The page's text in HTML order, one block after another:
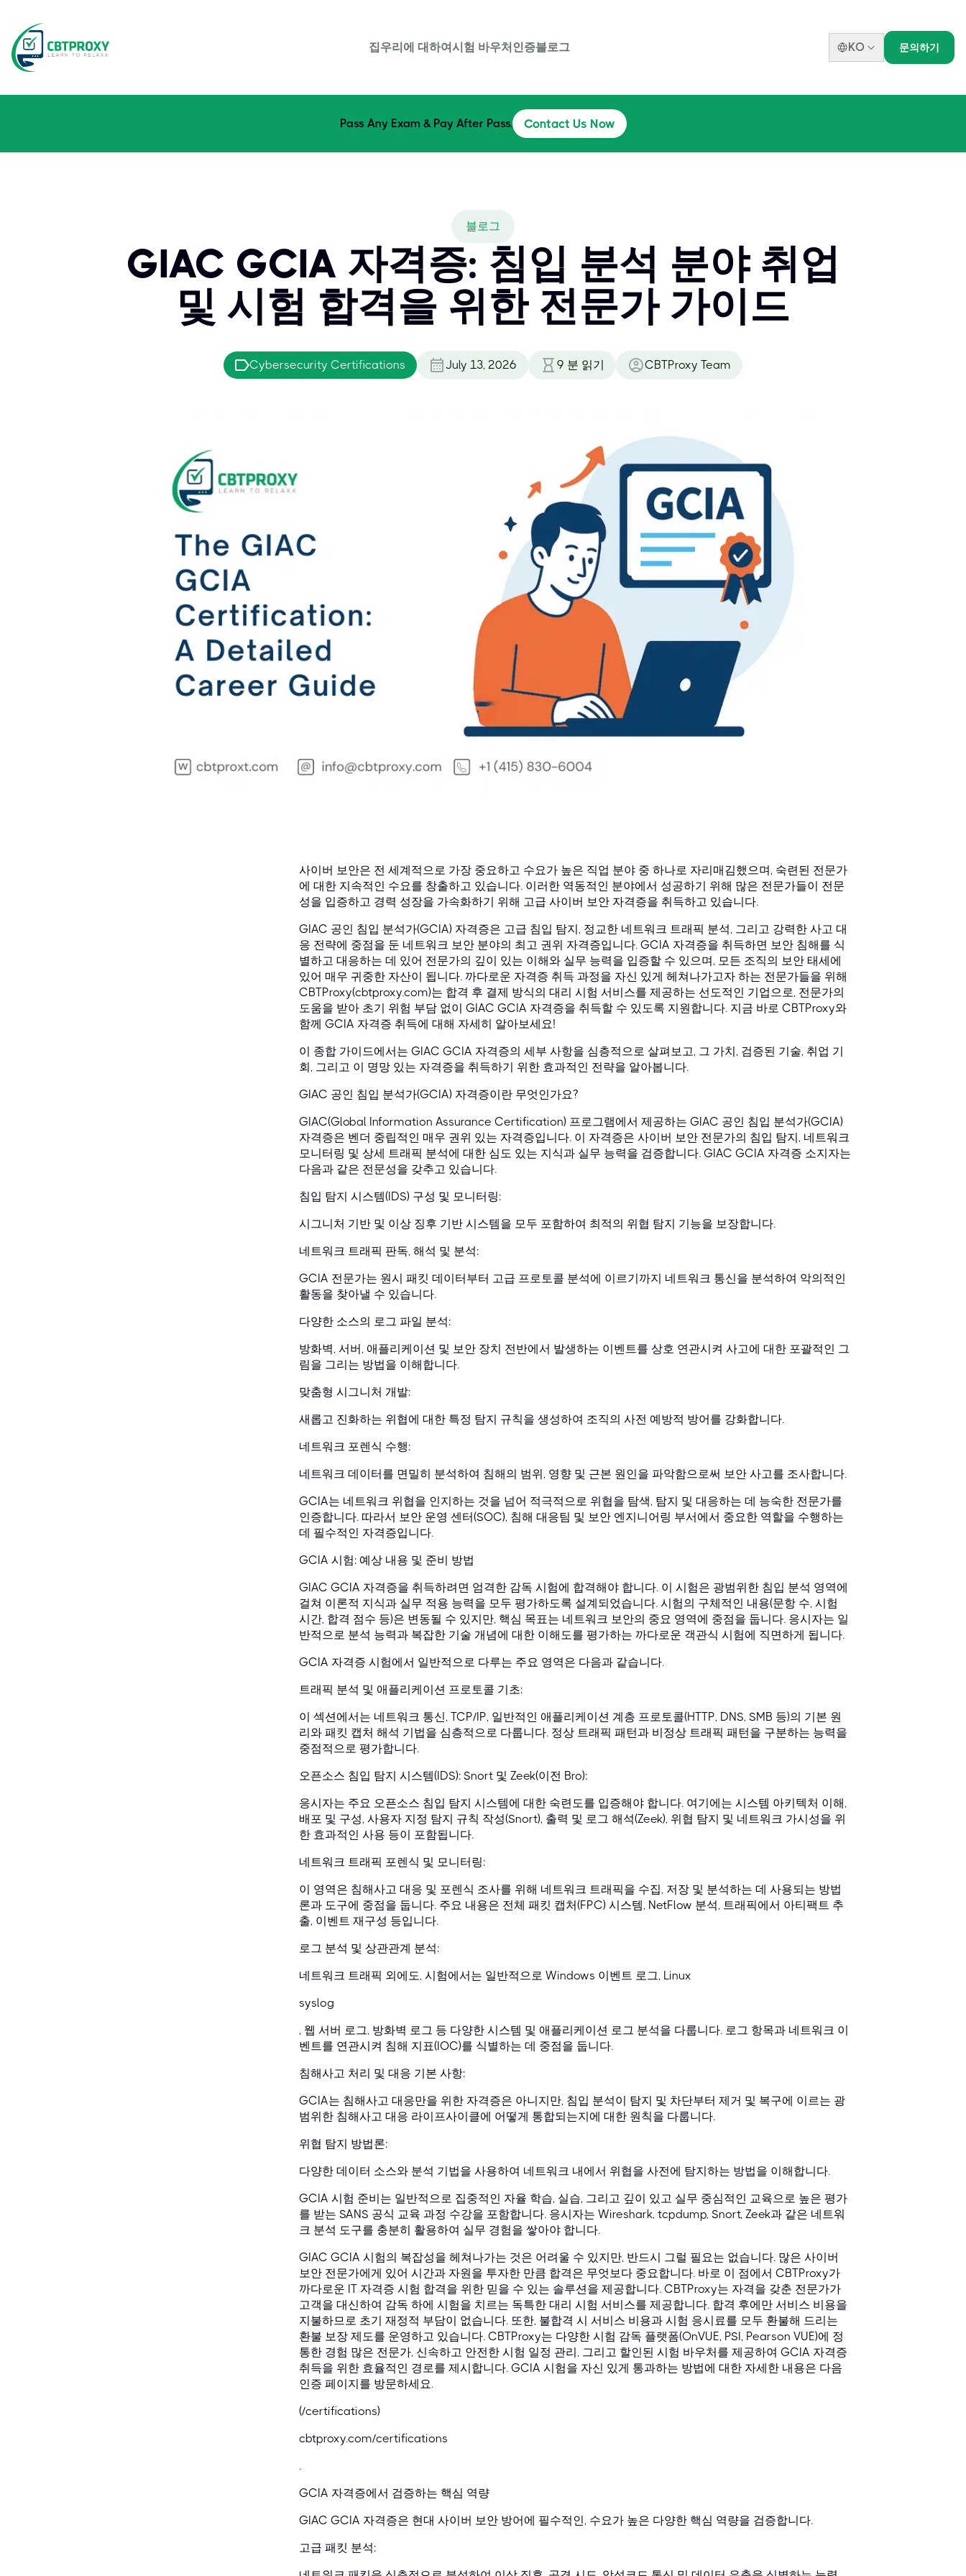
집우리에 대하여시험 바우처 인증블로그 KO 문의하기
Pass Any Exam & Pay After Pass. Contact Us Now
블로그
GIAC GCIA 자격증: 침입 분석 분야 취업
및 시험 합격을 위한 전문가 가이드
Cybersecurity Certifications July 13, 2026 9 분 읽기 CBTProxy Team
사이버 보안은 전 세계적으로 가장 중요하고 수요가 높은 직업 분야 중 하나로 자리매김했으며, 숙련된 전문가
에 대한 지속적인 수요를 창출하고 있습니다. 이러한 역동적인 분야에서 성공하기 위해 많은 전문가들이 전문
성을 입증하고 경력 성장을 가속화하기 위해 고급 사이버 보안 자격증을 취득하고 있습니다.
GIAC 공인 침입 분석가(GCIA) 자격증은 고급 침입 탐지, 정교한 네트워크 트래픽 분석, 그리고 강력한 사고 대
응 전략에 중점을 둔 네트워크 보안 분야의 최고 권위 자격증입니다. GCIA 자격증을 취득하면 보안 침해를 식
별하고 대응하는 데 있어 전문가의 깊이 있는 이해와 실무 능력을 입증할 수 있으며, 모든 조직의 보안 태세에
있어 매우 귀중한 자산이 됩니다. 까다로운 자격증 취득 과정을 자신 있게 헤쳐나가고자 하는 전문가들을 위해
CBTProxy(cbtproxy.com)는 합격 후 결제 방식의 대리 시험 서비스를 제공하는 선도적인 기업으로, 전문가의
도움을 받아 초기 위험 부담 없이 GIAC GCIA 자격증을 취득할 수 있도록 지원합니다. 지금 바로 CBTProxy와
함께 GCIA 자격증 취득에 대해 자세히 알아보세요!
이 종합 가이드에서는 GIAC GCIA 자격증의 세부 사항을 심층적으로 살펴보고, 그 가치, 검증된 기술, 취업 기
회, 그리고 이 명망 있는 자격증을 취득하기 위한 효과적인 전략을 알아봅니다.
GIAC 공인 침입 분석가(GCIA) 자격증이란 무엇인가요?
GIAC(Global Information Assurance Certification) 프로그램에서 제공하는 GIAC 공인 침입 분석가(GCIA)
자격증은 벤더 중립적인 매우 권위 있는 자격증입니다. 이 자격증은 사이버 보안 전문가의 침입 탐지, 네트워크
모니터링 및 상세 트래픽 분석에 대한 심도 있는 지식과 실무 능력을 검증합니다. GIAC GCIA 자격증 소지자는
다음과 같은 전문성을 갖추고 있습니다.
침입 탐지 시스템(IDS) 구성 및 모니터링:
시그니처 기반 및 이상 징후 기반 시스템을 모두 포함하여 최적의 위협 탐지 기능을 보장합니다.
네트워크 트래픽 판독, 해석 및 분석:
GCIA 전문가는 원시 패킷 데이터부터 고급 프로토콜 분석에 이르기까지 네트워크 통신을 분석하여 악의적인
활동을 찾아낼 수 있습니다.
다양한 소스의 로그 파일 분석:
방화벽, 서버, 애플리케이션 및 보안 장치 전반에서 발생하는 이벤트를 상호 연관시켜 사고에 대한 포괄적인 그
림을 그리는 방법을 이해합니다.
맞춤형 시그니처 개발:
새롭고 진화하는 위협에 대한 특정 탐지 규칙을 생성하여 조직의 사전 예방적 방어를 강화합니다.
네트워크 포렌식 수행:
네트워크 데이터를 면밀히 분석하여 침해의 범위, 영향 및 근본 원인을 파악함으로써 보안 사고를 조사합니다.
GCIA는 네트워크 위협을 인지하는 것을 넘어 적극적으로 위협을 탐색, 탐지 및 대응하는 데 능숙한 전문가를
인증합니다. 따라서 보안 운영 센터(SOC), 침해 대응팀 및 보안 엔지니어링 부서에서 중요한 역할을 수행하는
데 필수적인 자격증입니다.
GCIA 시험: 예상 내용 및 준비 방법
GIAC GCIA 자격증을 취득하려면 엄격한 감독 시험에 합격해야 합니다. 이 시험은 광범위한 침입 분석 영역에
걸쳐 이론적 지식과 실무 적용 능력을 모두 평가하도록 설계되었습니다. 시험의 구체적인 내용(문항 수, 시험
시간, 합격 점수 등)은 변동될 수 있지만, 핵심 목표는 네트워크 보안의 중요 영역에 중점을 둡니다. 응시자는 일
반적으로 분석 능력과 복잡한 기술 개념에 대한 이해도를 평가하는 까다로운 객관식 시험에 직면하게 됩니다.
GCIA 자격증 시험에서 일반적으로 다루는 주요 영역은 다음과 같습니다.
트래픽 분석 및 애플리케이션 프로토콜 기초:
이 섹션에서는 네트워크 통신, TCP/IP, 일반적인 애플리케이션 계층 프로토콜(HTTP, DNS, SMB 등)의 기본 원
리와 패킷 캡처 해석 기법을 심층적으로 다룹니다. 정상 트래픽 패턴과 비정상 트래픽 패턴을 구분하는 능력을
중점적으로 평가합니다.
오픈소스 침입 탐지 시스템(IDS): Snort 및 Zeek(이전 Bro):
응시자는 주요 오픈소스 침입 탐지 시스템에 대한 숙련도를 입증해야 합니다. 여기에는 시스템 아키텍처 이해,
배포 및 구성, 사용자 지정 탐지 규칙 작성(Snort), 출력 및 로그 해석(Zeek), 위협 탐지 및 네트워크 가시성을 위
한 효과적인 사용 등이 포함됩니다.
네트워크 트래픽 포렌식 및 모니터링:
이 영역은 침해사고 대응 및 포렌식 조사를 위해 네트워크 트래픽을 수집, 저장 및 분석하는 데 사용되는 방법
론과 도구에 중점을 둡니다. 주요 내용은 전체 패킷 캡처(FPC) 시스템, NetFlow 분석, 트래픽에서 아티팩트 추
출, 이벤트 재구성 등입니다.
로그 분석 및 상관관계 분석:
네트워크 트래픽 외에도, 시험에서는 일반적으로 Windows 이벤트 로그, Linux
syslog
, 웹 서버 로그, 방화벽 로그 등 다양한 시스템 및 애플리케이션 로그 분석을 다룹니다. 로그 항목과 네트워크 이
벤트를 연관시켜 침해 지표(IOC)를 식별하는 데 중점을 둡니다.
침해사고 처리 및 대응 기본 사항:
GCIA는 침해사고 대응만을 위한 자격증은 아니지만, 침입 분석이 탐지 및 차단부터 제거 및 복구에 이르는 광
범위한 침해사고 대응 라이프사이클에 어떻게 통합되는지에 대한 원칙을 다룹니다.
위협 탐지 방법론:
다양한 데이터 소스와 분석 기법을 사용하여 네트워크 내에서 위협을 사전에 탐지하는 방법을 이해합니다.
GCIA 시험 준비는 일반적으로 집중적인 자율 학습, 실습, 그리고 깊이 있고 실무 중심적인 교육으로 높은 평가
를 받는 SANS 공식 교육 과정 수강을 포함합니다. 응시자는 Wireshark, tcpdump, Snort, Zeek과 같은 네트워
크 분석 도구를 충분히 활용하여 실무 경험을 쌓아야 합니다.
GIAC GCIA 시험의 복잡성을 헤쳐나가는 것은 어려울 수 있지만, 반드시 그럴 필요는 없습니다. 많은 사이버
보안 전문가에게 있어 시간과 자원을 투자한 만큼 합격은 무엇보다 중요합니다. 바로 이 점에서 CBTProxy가
까다로운 IT 자격증 시험 합격을 위한 믿을 수 있는 솔루션을 제공합니다. CBTProxy는 자격을 갖춘 전문가가
고객을 대신하여 감독 하에 시험을 치르는 독특한 대리 시험 서비스를 제공합니다. 합격 후에만 서비스 비용을
지불하므로 초기 재정적 부담이 없습니다. 또한, 불합격 시 서비스 비용과 시험 응시료를 모두 환불해 드리는
환불 보장 제도를 운영하고 있습니다. CBTProxy는 다양한 시험 감독 플랫폼(OnVUE, PSI, Pearson VUE)에 정
통한 경험 많은 전문가, 신속하고 안전한 시험 일정 관리, 그리고 할인된 시험 바우처를 제공하여 GCIA 자격증
취득을 위한 효율적인 경로를 제시합니다. GCIA 시험을 자신 있게 통과하는 방법에 대한 자세한 내용은 다음
인증 페이지를 방문하세요.
(/certifications)
cbtproxy.com/certifications
.
GCIA 자격증에서 검증하는 핵심 역량
GIAC GCIA 자격증은 현대 사이버 보안 방어에 필수적인, 수요가 높은 다양한 핵심 역량을 검증합니다.
고급 패킷 분석: